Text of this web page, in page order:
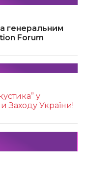
генеральним
Forum
у
Заходу України!